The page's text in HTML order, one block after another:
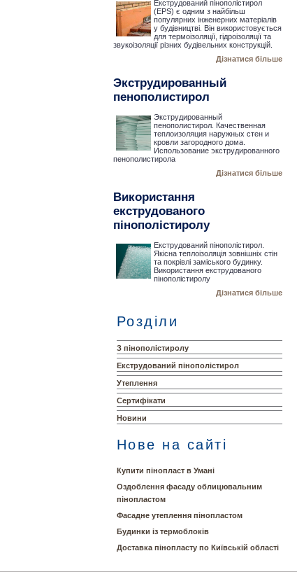
Екструдований пінополістирол
(EPS) є одним з найбільш
популярних інженерних матеріалів
у будівництві. Він використовується
для термоізоляції, гідроізоляції та
звукоізоляції різних будівельних конструкцій.
Дізнатися більше
Экструдированный
пенополистирол
Экструдированный
пенополистирол. Качественная
теплоизоляция наружных стен и
кровли загородного дома.
Использование экструдированного
пенополистирола
Дізнатися більше
Використання
екструдованого
пінополістиролу
Екструдований пінополістирол.
Якісна теплоізоляція зовнішніх стін
та покрівлі заміського будинку.
Використання екструдованого
пінополістиролу
Дізнатися більше
Розділи
З пінополістиролу
Екструдований пінополістирол
Утеплення
Сертифікати
Новини
Нове на сайті
Купити пінопласт в Умані
Оздоблення фасаду облицювальним
пінопластом
Фасадне утеплення пінопластом
Будинки із термоблоків
Доставка пінопласту по Київській області